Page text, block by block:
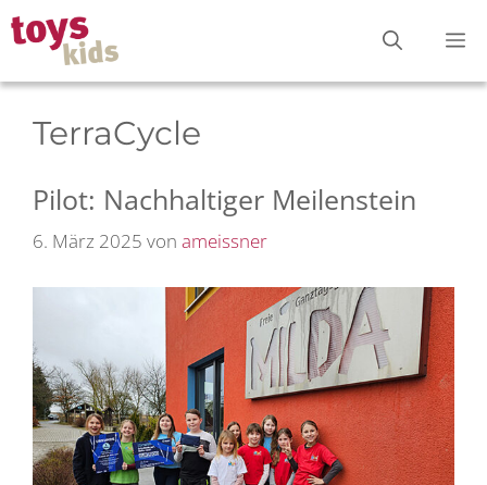
Zum
Inhalt
springen
TerraCycle
Pilot: Nachhaltiger Meilenstein
6. März 2025 von ameissner